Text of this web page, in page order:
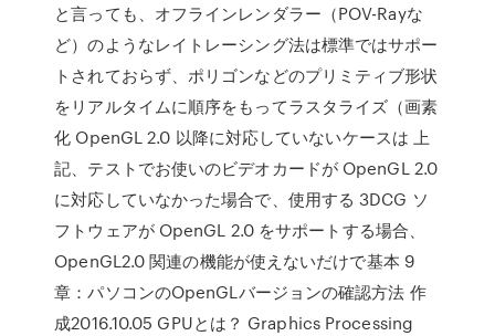
と言っても、オフラインレンダラー（POV-Rayな
ど）のようなレイトレーシング法は標準ではサポー
トされておらず、ポリゴンなどのプリミティブ形状
をリアルタイムに順序をもってラスタライズ（画素
化 OpenGL 2.0 以降に対応していないケースは 上
記、テストでお使いのビデオカードが OpenGL 2.0
に対応していなかった場合で、使用する 3DCG ソ
フトウェアが OpenGL 2.0 をサポートする場合、
OpenGL2.0 関連の機能が使えないだけで基本 9
章：パソコンのOpenGLバージョンの確認方法 作
成2016.10.05 GPUとは？ Graphics Processing